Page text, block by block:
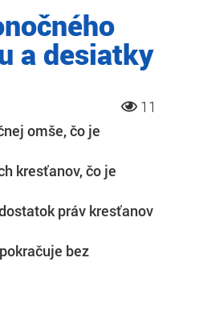
a desiatky
11
omše, čo je
kresťanov, čo je
práv kresťanov
bez